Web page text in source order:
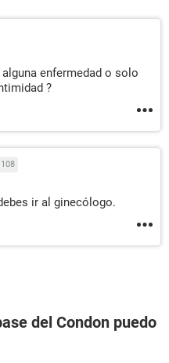
enfermedad o solo
?
ir al ginecólogo.
del Condon puedo